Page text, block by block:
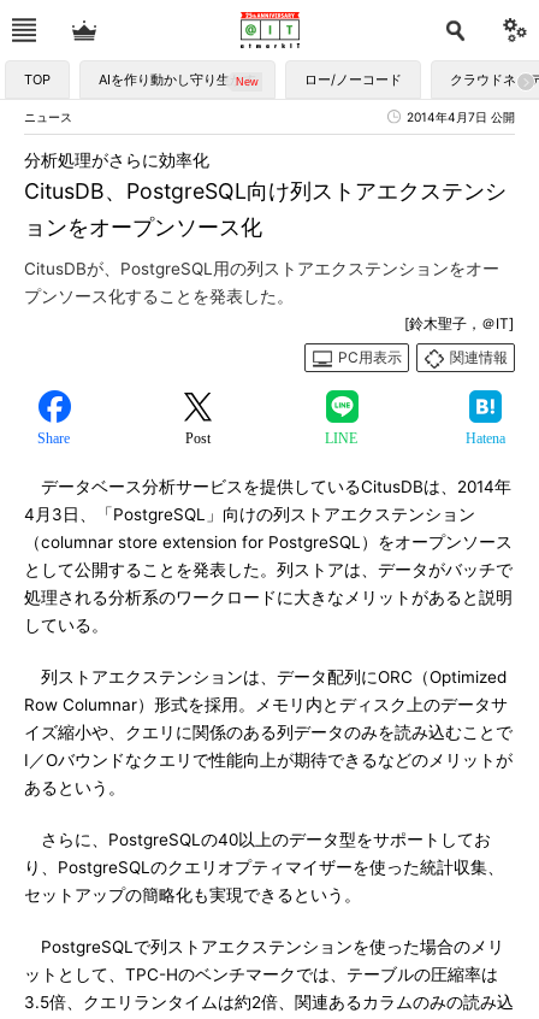
TOP AIを作り動かし守り生かす ロー/ノーコード クラウドネイ
ニュース 2014年4月7日 公開
CitusDB、PostgreSQL向け列ストアエクステンシ
ョンをオープンソース化
分析処理がさらに効率化
CitusDBが、PostgreSQL用の列ストアエクステンションをオー
プンソース化することを発表した。
[鈴木聖子，＠IT]
PC用表示
関連情報
Share Post LINE Hatena
データベース分析サービスを提供しているCitusDBは、2014年
4月3日、「PostgreSQL」向けの列ストアエクステンション
（columnar store extension for PostgreSQL）をオープンソース
として公開することを発表した。列ストアは、データがバッチで
処理される分析系のワークロードに大きなメリットがあると説明
している。
列ストアエクステンションは、データ配列にORC（Optimized
Row Columnar）形式を採用。メモリ内とディスク上のデータサ
イズ縮小や、クエリに関係のある列データのみを読み込むことで
I／Oバウンドなクエリで性能向上が期待できるなどのメリットが
あるという。
さらに、PostgreSQLの40以上のデータ型をサポートしてお
り、PostgreSQLのクエリオプティマイザーを使った統計収集、
セットアップの簡略化も実現できるという。
PostgreSQLで列ストアエクステンションを使った場合のメリ
ットとして、TPC-Hのベンチマークでは、テーブルの圧縮率は
3.5倍、クエリランタイムは約2倍、関連あるカラムのみの読み込